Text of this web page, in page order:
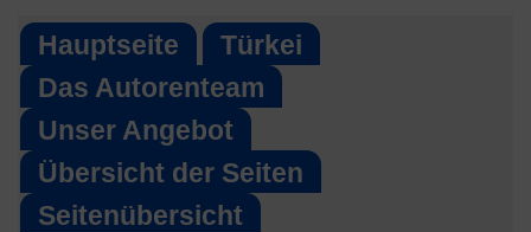
Skip
content
Hauptseite
Türkei
Das Autorenteam
Unser Angebot
Übersicht der Seiten
Seitenübersicht